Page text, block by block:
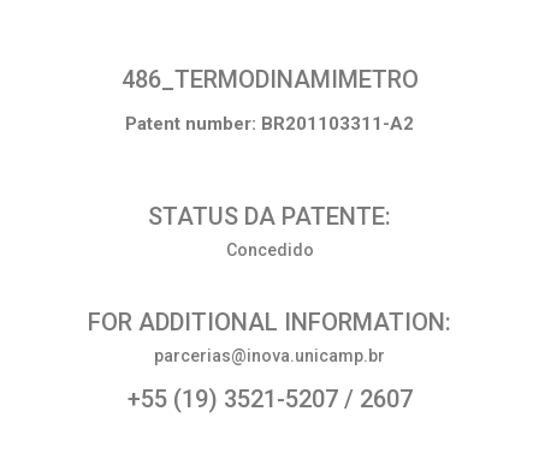
486_TERMODINAMIMETRO
Patent number: BR201103311-A2
STATUS DA PATENTE:
Concedido
FOR ADDITIONAL INFORMATION:
parcerias@inova.unicamp.br
+55 (19) 3521-5207 / 2607